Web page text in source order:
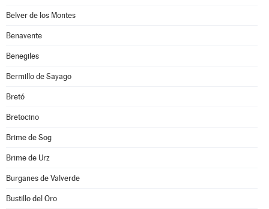
Belver de los Montes
Benavente
Benegiles
Bermillo de Sayago
Bretó
Bretocino
Brime de Sog
Brime de Urz
Burganes de Valverde
Bustillo del Oro